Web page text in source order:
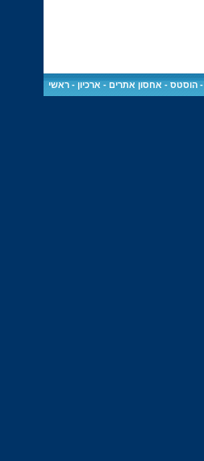
-הוסטס - אחסון אתרים - ארכיון -ראשי